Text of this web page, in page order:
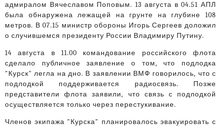
адмиралом Вячеславом Поповым. 13 августа в 04.51 АПЛ
была обнаружена лежащей на грунте на глубине 108
метров. В 07.15 министр обороны Игорь Сергеев доложил
о случившемся президенту России Владимиру Путину.
14 августа в 11.00 командование российского флота
сделало публичное заявление о том, что подлодка
"Курск" легла на дно. В заявлении ВМФ говорилось, что с
подлодкой поддерживается радиосвязь. Позже
представители флота заявили, что связь с подлодкой
осуществляется только через перестукивание.
Членов экипажа "Курска" планировалось эвакуировать с